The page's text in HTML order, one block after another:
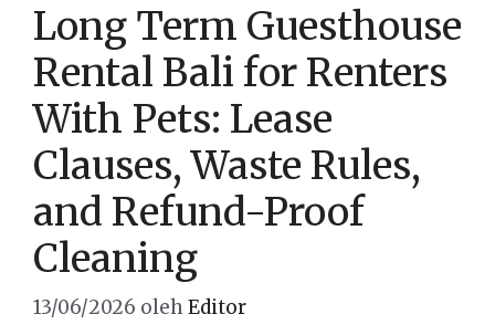
Long Term Guesthouse
Rental Bali for Renters
With Pets: Lease
Clauses, Waste Rules,
and Refund-Proof
Cleaning
13/06/2026 olehEditor